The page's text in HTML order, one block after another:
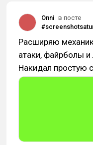
Onni в посте
Расширяю
атаки, файрболы и
Накидал простую